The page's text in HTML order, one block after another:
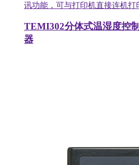
讯功能，可与打印机直接连机打
TEMI302分体式温湿度控制
器